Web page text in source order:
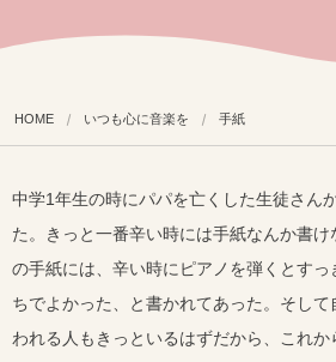
HOME いつも心に音楽を 手紙
中学1年生の時にパパを亡くした生徒さん
た。きっと一番辛い時には手紙なんか書
の手紙には、辛い時にピアノを弾くとす
ちでよかった、と書かれてあった。そし
われる人もきっといるはずだから、これ